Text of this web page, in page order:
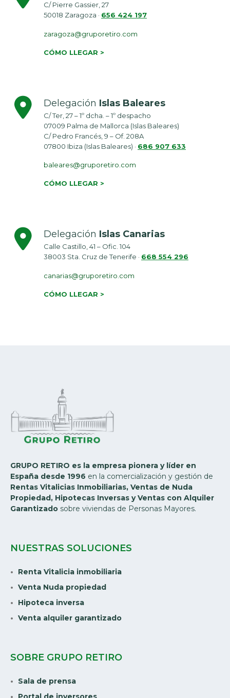
C/ Pierre Gassier, 27
50018 Zaragoza · 656 424 197
zaragoza@gruporetiro.com
CÓMO LLEGAR >
Delegación Islas Baleares
C/ Ter, 27 – 1º dcha. – 1º despacho
07009 Palma de Mallorca (Islas Baleares)
C/ Pedro Francés, 9 – Of. 208A
07800 Ibiza (Islas Baleares) · 686 907 633
baleares@gruporetiro.com
CÓMO LLEGAR >
Delegación Islas Canarias
Calle Castillo, 41 – Ofic. 104
38003 Sta. Cruz de Tenerife · 668 554 296
canarias@gruporetiro.com
CÓMO LLEGAR >
GRUPO RETIRO es la empresa pionera y líder en
España desde 1996 en la comercialización y gestión de
Rentas Vitalicias Inmobiliarias, Ventas de Nuda
Propiedad, Hipotecas Inversas y Ventas con Alquiler
Garantizado sobre viviendas de Personas Mayores.
NUESTRAS SOLUCIONES
Renta Vitalicia inmobiliaria
Venta Nuda propiedad
Hipoteca inversa
Venta alquiler garantizado
SOBRE GRUPO RETIRO
Sala de prensa